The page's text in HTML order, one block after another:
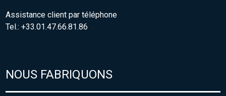
Assistance client par téléphone
Tel.: +33.01.47.66.81.86
NOUS FABRIQUONS